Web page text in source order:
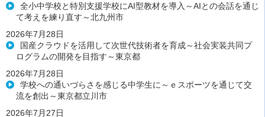
全小中学校と特別支援学校にAI型教材を導入～AIとの会話を通じ
て考えを練り直す～北九州市
2026年7月28日
国産クラウドを活用して次世代技術者を育成～社会実装共同プ
ログラムの開発を目指す～東京都
2026年7月28日
学校への通いづらさを感じる中学生に～ｅスポーツを通じて交
流を創出～東京都立川市
2026年7月27日